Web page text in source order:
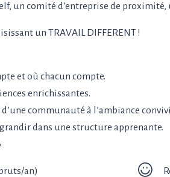
un comité d’entreprise de
un TRAVAIL DIFFERENT !
et où chacun compte.
enrichissantes.
communauté à l’ambiance
dans une structure apprenante.
an)